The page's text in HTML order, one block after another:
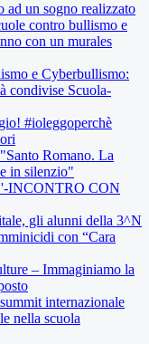
ad un sogno realizzato
contro bullismo e
con un murales
e Cyberbullismo:
condivise Scuola-
#ioleggoperchè
Romano. La
in silenzio"
INCONTRO CON
gli alunni della 3^N
con “Cara
– Immaginiamo la
internazionale
nella scuola